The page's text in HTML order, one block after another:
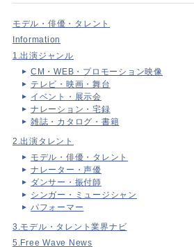
モデル・俳優・タレント
Information
1.出演ジャンル
CM・WEB・プロモーション映像
テレビ・映画・舞台
イベント・展示会
ナレーション・宅録
雑誌・カタログ・書籍
2.出演タレント
モデル・俳優・タレント
ナレーター・声優
ダンサー・振付師
シンガー・ミュージシャン
パフォーマー
3.モデル・タレント業界ナビ
5.Free Wave News